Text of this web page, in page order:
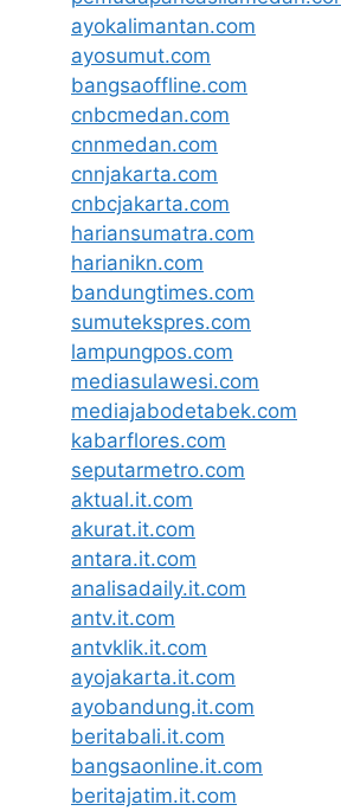
ayokalimantan.com
ayosumut.com
bangsaoffline.com
cnbcmedan.com
cnnmedan.com
cnnjakarta.com
cnbcjakarta.com
hariansumatra.com
harianikn.com
bandungtimes.com
sumutekspres.com
lampungpos.com
mediasulawesi.com
mediajabodetabek.com
kabarflores.com
seputarmetro.com
aktual.it.com
akurat.it.com
antara.it.com
analisadaily.it.com
antv.it.com
antvklik.it.com
ayojakarta.it.com
ayobandung.it.com
beritabali.it.com
bangsaonline.it.com
beritajatim.it.com